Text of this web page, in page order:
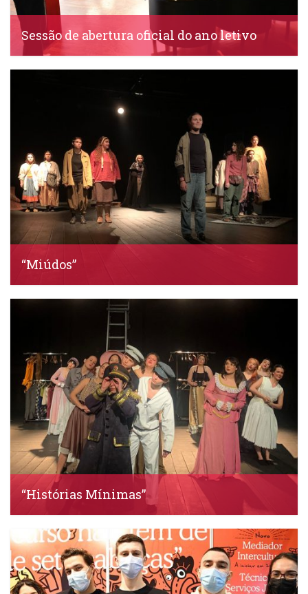
Sessão de abertura oficial do ano letivo
IDS, 21 Setembro, 2023
“Miúdos”
IDS, 30 Março, 2023
“Histórias Mínimas”
IDS, 30 Março, 2023